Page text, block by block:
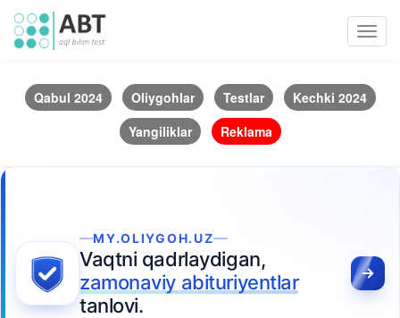
Qabul 2024 Oliygohlar Testlar
Kechki 2024
Yangiliklar
Reklama
MY.OLIYGOH.UZ
Vaqtni qadrlaydigan,
zamonaviy abituriyentlar
tanlovi.